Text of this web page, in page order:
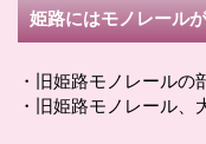
姫路にはモノレール
・旧姫路モノレールの
・旧姫路モノレール